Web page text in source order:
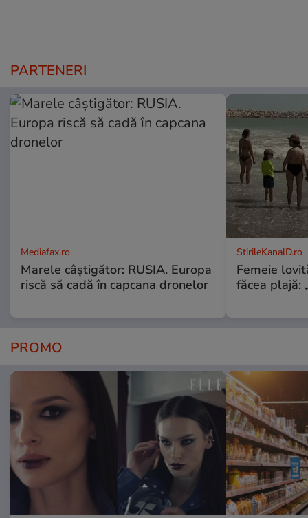
PARTENERI
Mediafax.ro
Marele câștigător: RUSIA. Europa
riscă să cadă în capcana dronelor
StirileKanalD.ro
Femeie
făcea plajă:
PROMO